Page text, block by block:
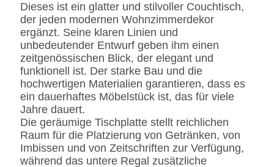
Dieses ist ein glatter und stilvoller Couchtisch,
der jeden modernen Wohnzimmerdekor
ergänzt. Seine klaren Linien und
unbedeutender Entwurf geben ihm einen
zeitgenössischen Blick, der elegant und
funktionell ist. Der starke Bau und die
hochwertigen Materialien garantieren, dass es
ein dauerhaftes Möbelstück ist, das für viele
Jahre dauert.
Die geräumige Tischplatte stellt reichlichen
Raum für die Platzierung von Getränken, von
Imbissen und von Zeitschriften zur Verfügung,
während das untere Regal zusätzliche